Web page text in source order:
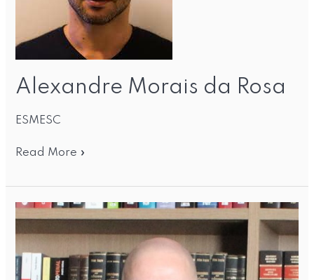
Alexandre Morais da Rosa
ESMESC
Read More »
Airton